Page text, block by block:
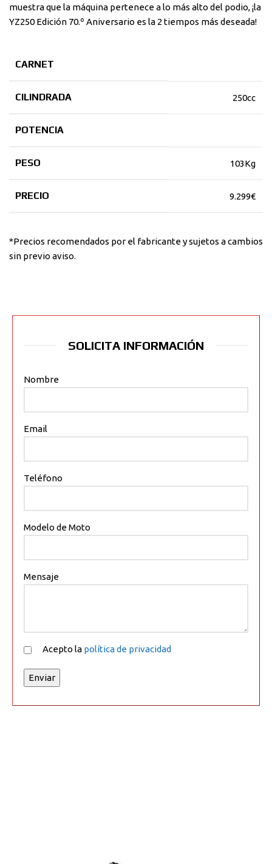
muestra que la máquina pertenece a lo más alto del podio, ¡la
YZ250 Edición 70.º Aniversario es la 2 tiempos más deseada!
CARNET
CILINDRADA 250cc
POTENCIA
PESO 103Kg
PRECIO 9.299€
*Precios recomendados por el fabricante y sujetos a cambios
sin previo aviso.
SOLICITA INFORMACIÓN
Nombre
Email
Teléfono
Modelo de Moto
Mensaje
Acepto la política de privacidad